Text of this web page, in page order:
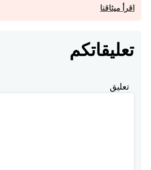
اقرأ ميثاقنا
تعليقاتكم
تعليق